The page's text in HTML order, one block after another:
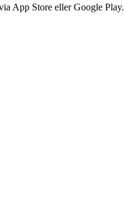
App Store eller Google Play.